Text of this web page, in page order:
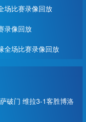
场比赛录像回放
录像回放
全场比赛录像回放
破门 维拉3-1客胜博洛